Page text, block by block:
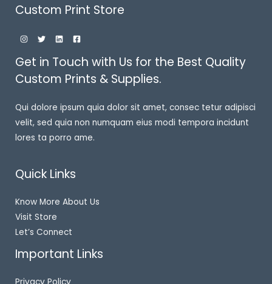
Custom Print Store
Get in Touch with Us for the Best Quality
Custom Prints & Supplies.
Qui dolore ipsum quia dolor sit amet, consec tetur adipisci
velit, sed quia non numquam eius modi tempora incidunt
lores ta porro ame.
Quick Links
Know More About Us
Visit Store
Let’s Connect
Important Links